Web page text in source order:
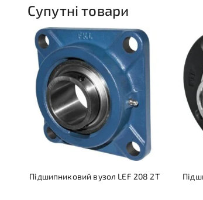
Супутні товари
Підшипниковий вузол LEF 208 2T